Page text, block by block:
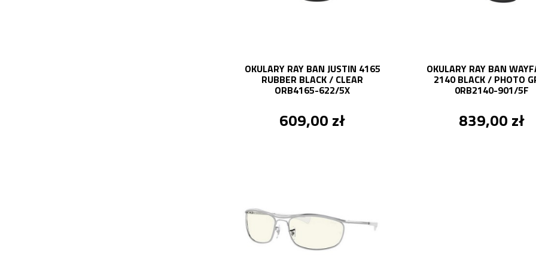
OKULARY RAY BAN JUSTIN 4165
RUBBER BLACK / CLEAR
ORB4165-622/5X
609,00 zł
OKULARY RAY BAN
2140 BLACK / PHOTO
0RB2140-901/5F
839,00 zł